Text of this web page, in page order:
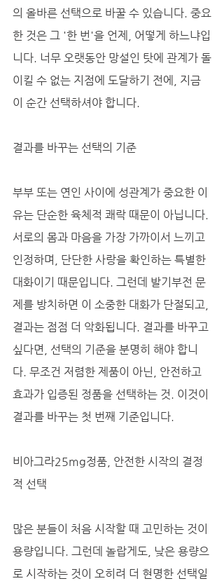
의 올바른 선택으로 바꿀 수 있습니다. 중요
한 것은 그 '한 번'을 언제, 어떻게 하느냐입
니다. 너무 오랫동안 망설인 탓에 관계가 돌
이킬 수 없는 지점에 도달하기 전에, 지금
이 순간 선택하셔야 합니다.
결과를 바꾸는 선택의 기준
부부 또는 연인 사이에 성관계가 중요한 이
유는 단순한 육체적 쾌락 때문이 아닙니다.
서로의 몸과 마음을 가장 가까이서 느끼고
인정하며, 단단한 사랑을 확인하는 특별한
대화이기 때문입니다. 그런데 발기부전 문
제를 방치하면 이 소중한 대화가 단절되고,
결과는 점점 더 악화됩니다. 결과를 바꾸고
싶다면, 선택의 기준을 분명히 해야 합니
다. 무조건 저렴한 제품이 아닌, 안전하고
효과가 입증된 정품을 선택하는 것. 이것이
결과를 바꾸는 첫 번째 기준입니다.
비아그라25mg정품, 안전한 시작의 결정
적 선택
많은 분들이 처음 시작할 때 고민하는 것이
용량입니다. 그런데 놀랍게도, 낮은 용량으
로 시작하는 것이 오히려 더 현명한 선택일